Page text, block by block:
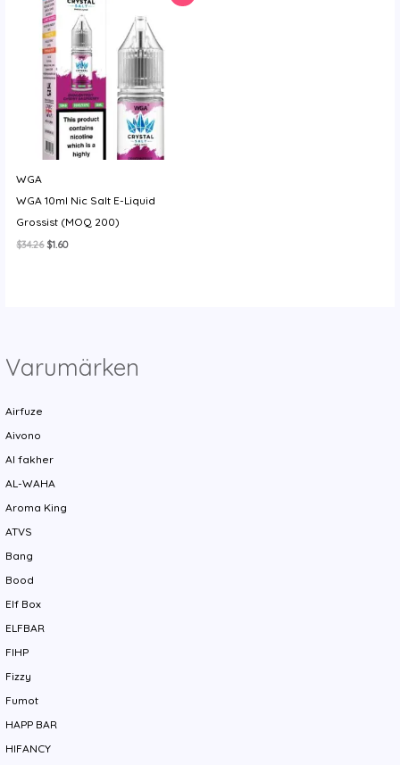
Varumärken
Airfuze
Aivono
Al fakher
AL-WAHA
Aroma King
ATVS
Bang
Bood
Elf Box
ELFBAR
FIHP
Fizzy
Fumot
HAPP BAR
HIFANCY
WGA
WGA 10ml Nic Salt E-Liquid
Grossist (MOQ 200)
$34.26 Det
$1.60Det
Vozol